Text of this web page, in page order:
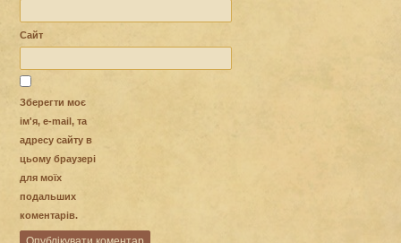
Сайт
Зберегти моє
ім'я, e-mail, та
адресу сайту в
цьому браузері
для моїх
подальших
коментарів.